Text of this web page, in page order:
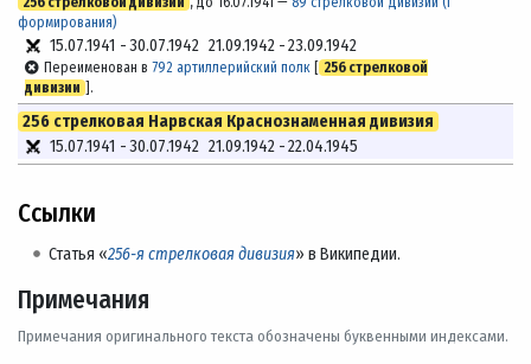
формирования)
15.07.1941 -30.07.1942 21.09.1942 - 23.09.1942
Переименован в792 артиллерийский полк [ 256 стрелковой
дивизии
].
256 стрелковая Нарвская Краснознаменная дивизия
15.07.1941 -30.07.1942 21.09.1942 -22.04.1945
Ссылки
Статья «256-я стрелковая дивизия» в Википедии.
Примечания
Примечания оригинального текста обозначены буквенными индексами.